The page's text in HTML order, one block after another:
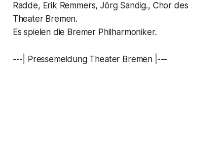
Radde, Erik Remmers, Jörg Sandig., Chor des
Theater Bremen.
Es spielen die Bremer Philharmoniker.
---| Pressemeldung Theater Bremen |---